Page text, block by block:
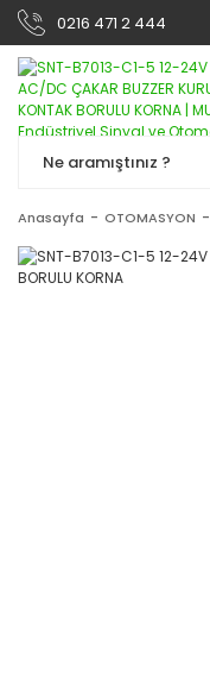
0216 471 2 444
Anasayfa OTOMASYON